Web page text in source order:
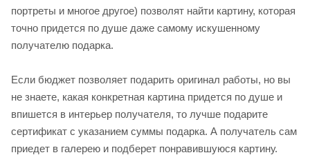
портреты и многое другое) позволят найти картину, которая
точно придется по душе даже самому искушенному
получателю подарка.
Если бюджет позволяет подарить оригинал работы, но вы
не знаете, какая конкретная картина придется по душе и
впишется в интерьер получателя, то лучше подарите
сертификат с указанием суммы подарка. А получатель сам
приедет в галерею и подберет понравившуюся картину.